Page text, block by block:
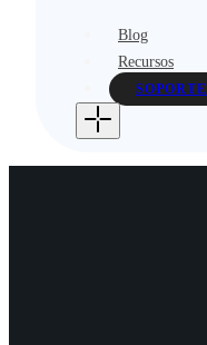
Blog
Recursos
SOPORTE